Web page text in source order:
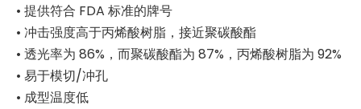
• 提供符合 FDA 标准的牌号
• 冲击强度高于丙烯酸树脂，接近聚碳酸酯
• 透光率为 86%，而聚碳酸酯为 87%，丙烯酸树脂为 92%
• 易于模切/冲孔
• 成型温度低